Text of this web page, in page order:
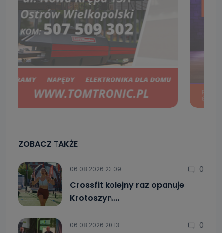
ZOBACZ TAKŻE
06.08.2026 23:09 0
Crossfit kolejny raz opanuje
Krotoszyn.…
06.08.2026 20:13 0